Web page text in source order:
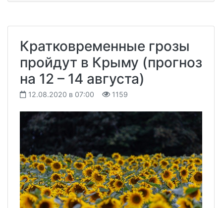
Кратковременные грозы
пройдут в Крыму (прогноз
на 12 – 14 августа)
12.08.2020 в 07:00 1159